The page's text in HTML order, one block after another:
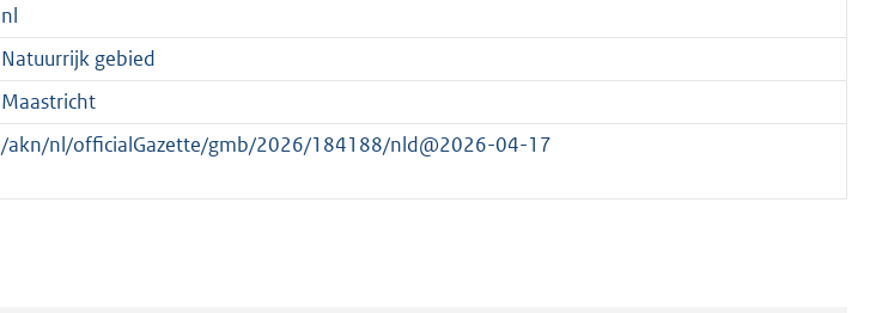
nl
Natuurrijk gebied
Maastricht
/akn/nl/officialGazette/gmb/2026/184188/nld@2026-04-17